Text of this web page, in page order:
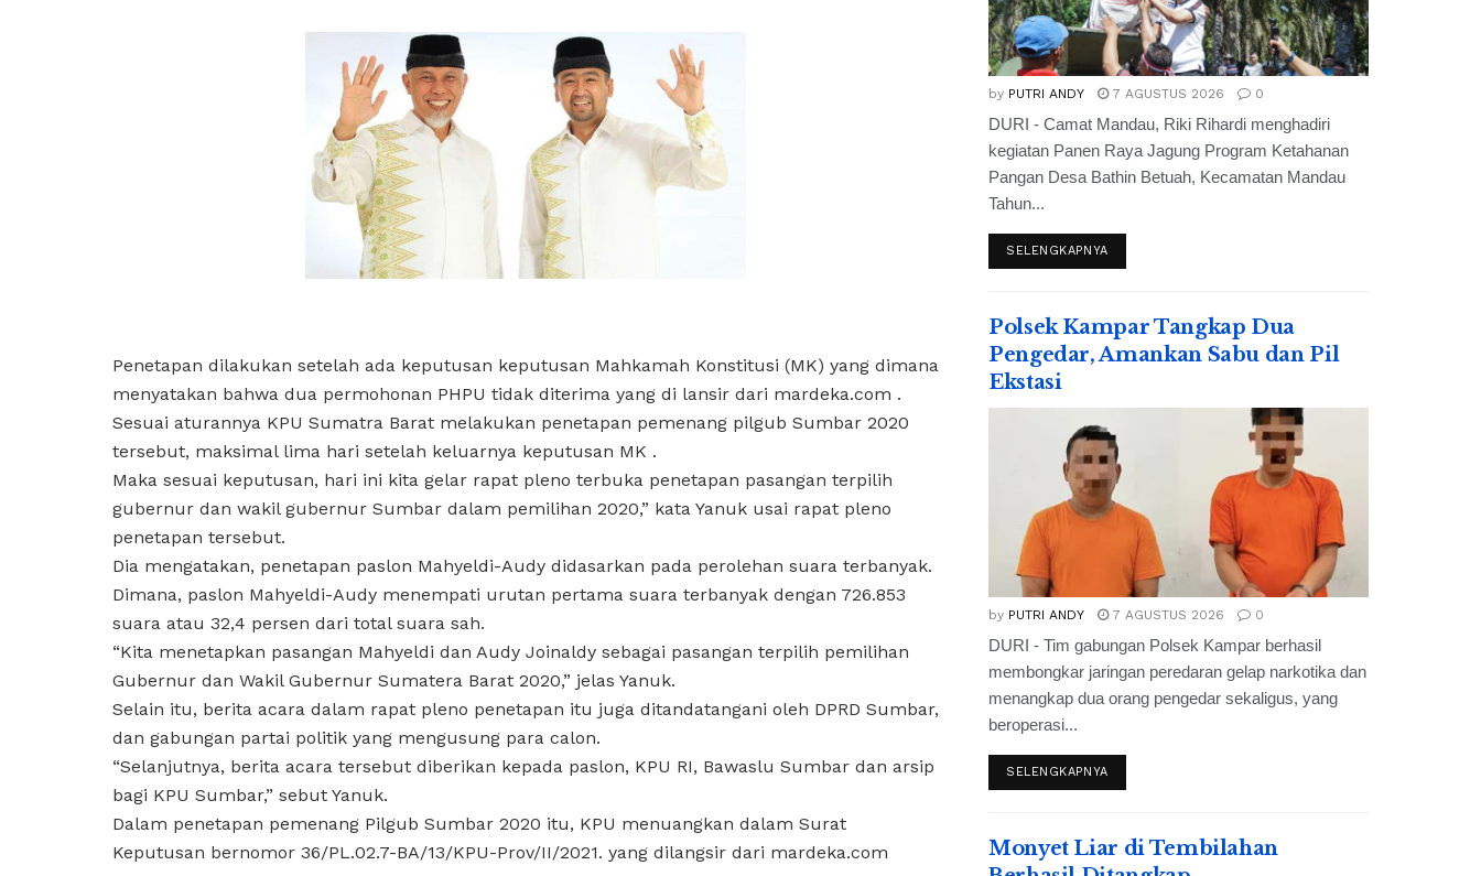
Penetapan dilakukan setelah ada keputusan keputusan Mahkamah Konstitusi (MK) yang dimana
menyatakan bahwa dua permohonan PHPU tidak diterima yang di lansir dari mardeka.com .
Sesuai aturannya KPU Sumatra Barat melakukan penetapan pemenang pilgub Sumbar 2020
tersebut, maksimal lima hari setelah keluarnya keputusan MK .
Maka sesuai keputusan, hari ini kita gelar rapat pleno terbuka penetapan pasangan terpilih
gubernur dan wakil gubernur Sumbar dalam pemilihan 2020,” kata Yanuk usai rapat pleno
penetapan tersebut.
Dia mengatakan, penetapan paslon Mahyeldi-Audy didasarkan pada perolehan suara terbanyak.
Dimana, paslon Mahyeldi-Audy menempati urutan pertama suara terbanyak dengan 726.853
suara atau 32,4 persen dari total suara sah.
“Kita menetapkan pasangan Mahyeldi dan Audy Joinaldy sebagai pasangan terpilih pemilihan
Gubernur dan Wakil Gubernur Sumatera Barat 2020,” jelas Yanuk.
Selain itu, berita acara dalam rapat pleno penetapan itu juga ditandatangani oleh DPRD Sumbar,
dan gabungan partai politik yang mengusung para calon.
“Selanjutnya, berita acara tersebut diberikan kepada paslon, KPU RI, Bawaslu Sumbar dan arsip
bagi KPU Sumbar,” sebut Yanuk.
Dalam penetapan pemenang Pilgub Sumbar 2020 itu, KPU menuangkan dalam Surat
Keputusan bernomor 36/PL.02.7-BA/13/KPU-Prov/II/2021. yang dilangsir dari mardeka.com
by PUTRI ANDY 7 AGUSTUS 2026 0
DURI - Camat Mandau, Riki Rihardi menghadiri
kegiatan Panen Raya Jagung Program Ketahanan
Pangan Desa Bathin Betuah, Kecamatan Mandau
Tahun...
SELENGKAPNYA
Polsek Kampar Tangkap Dua
Pengedar, Amankan Sabu dan Pil
Ekstasi
by PUTRI ANDY 7 AGUSTUS 2026 0
DURI - Tim gabungan Polsek Kampar berhasil
membongkar jaringan peredaran gelap narkotika dan
menangkap dua orang pengedar sekaligus, yang
beroperasi...
SELENGKAPNYA
Monyet Liar di Tembilahan